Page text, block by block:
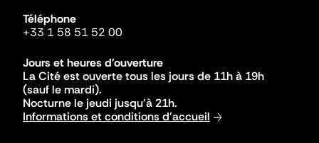
Téléphone
+33 1 58 51 52 00
Jours et heures d'ouverture
La Cité est ouverte tous les jours de 11h à 19h
(sauf le mardi).
Nocturne le jeudi jusqu'à 21h.
Informations et conditions d'accueil